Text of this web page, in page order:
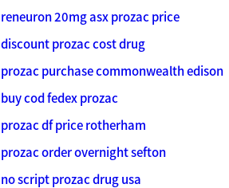
reneuron 20mg asx prozac price
discount prozac cost drug
prozac purchase commonwealth edison
buy cod fedex prozac
prozac df price rotherham
prozac order overnight sefton
no script prozac drug usa